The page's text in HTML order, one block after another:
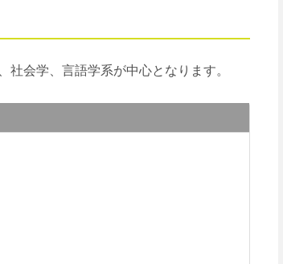
社会学、言語学系が中心となります。